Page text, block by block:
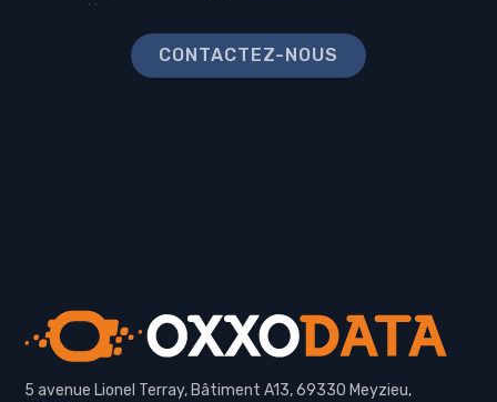
CONTACTEZ-NOUS
5 avenue Lionel Terray, Bâtiment A13, 69330 Meyzieu,